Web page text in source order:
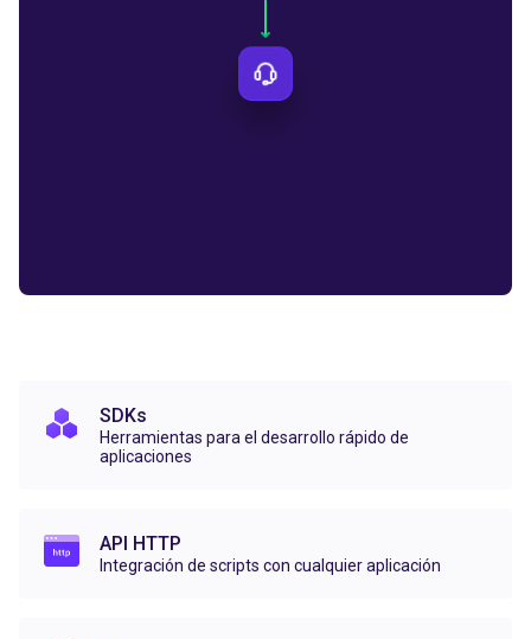
SDKs
Herramientas para el desarrollo rápido de
aplicaciones
API HTTP
Integración de scripts con cualquier aplicación